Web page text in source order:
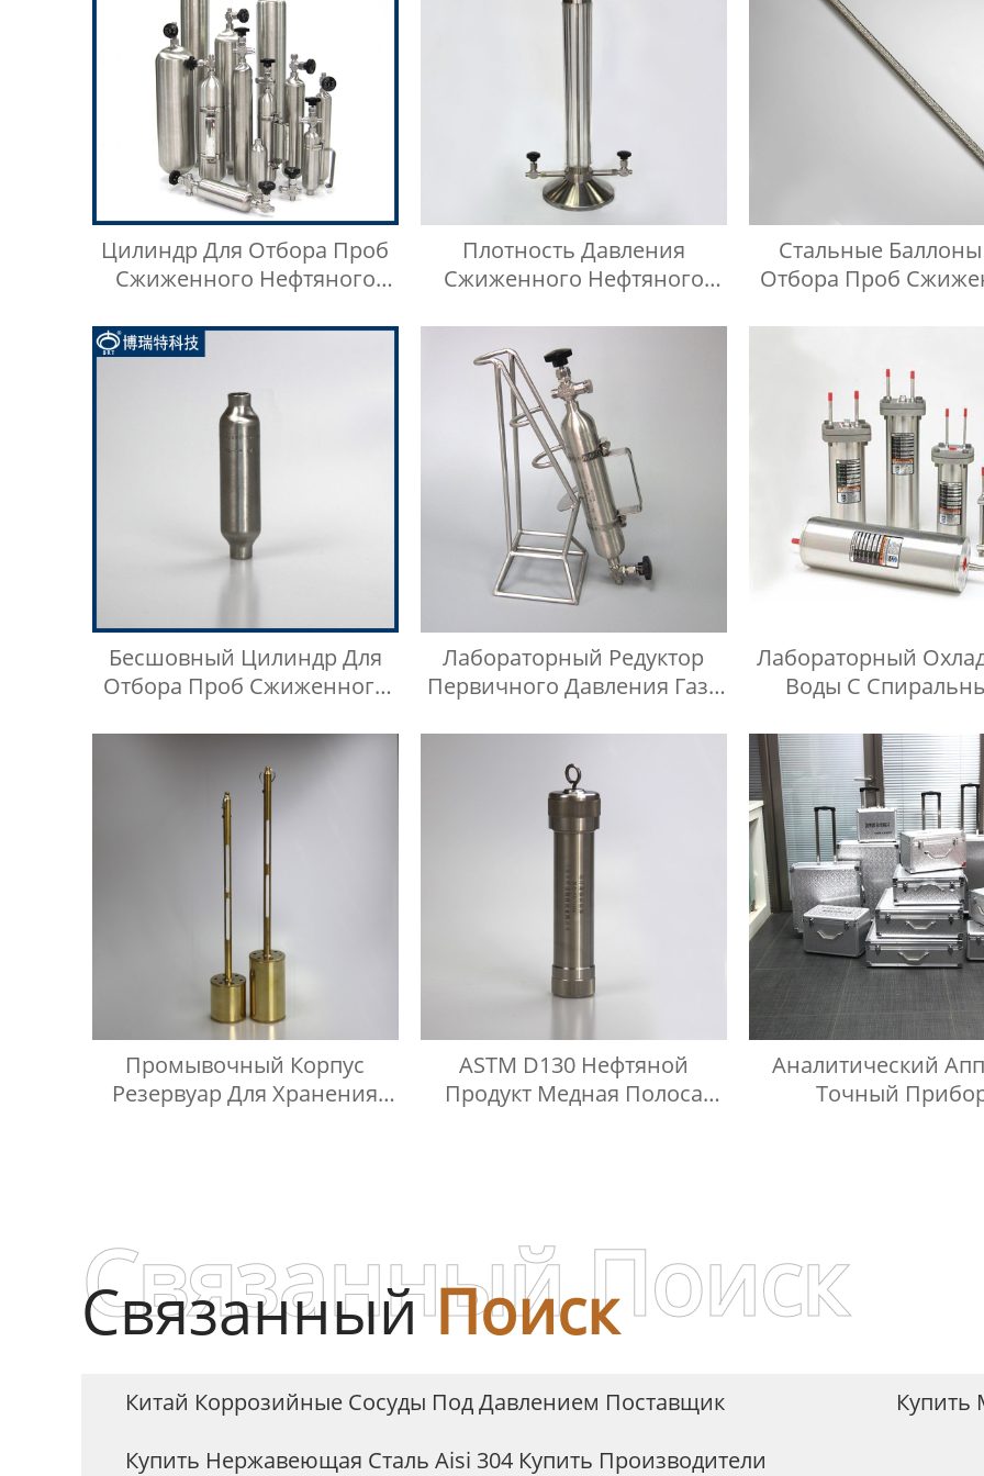
Цилиндр Для Отбора Проб
Сжиженного Нефтяного
Нержавеющей Стали 316SS
Плотность Давления
Сжиженного Нефтяного
Испытательном Цилиндре
Легких Углеводородов
Стальные
Отбора Проб
Высокого Давления
1 Метр
Бесшовный Цилиндр Для
Отбора Проб Сжиженного
Лабораторный Редуктор
Первичного Давления Газа
Лабораторный
Воды С
Промывочный Корпус
Резервуар Для Хранения
ASTM D130 Нефтяной
Продукт Медная Полоса
Аналитический
Точный
СвязанныйПоиск
Связанный Поиск
Китай Коррозийные Сосуды Под Давлением Поставщик
Купить Нержавеющая Сталь Aisi 304 Купить Производители